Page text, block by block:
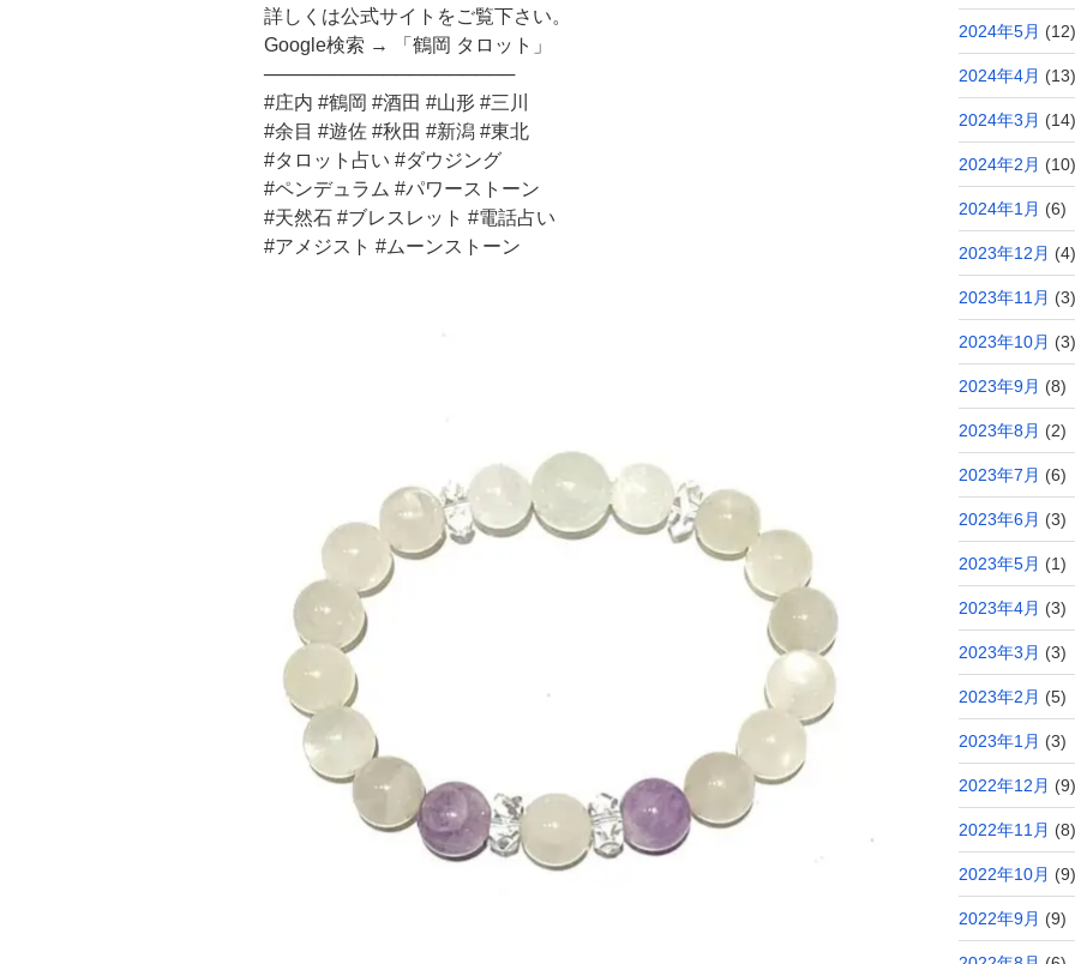
詳しくは公式サイトをご覧下さい。
Google検索 → 「鶴岡 タロット」
───────────────────
#庄内 #鶴岡 #酒田 #山形 #三川
#余目 #遊佐 #秋田 #新潟 #東北
#タロット占い #ダウジング
#ペンデュラム #パワーストーン
#天然石 #ブレスレット #電話占い
#アメジスト #ムーンストーン
2024年5月 (12)
2024年4月 (13)
2024年3月 (14)
2024年2月 (10)
2024年1月 (6)
2023年12月 (4)
2023年11月 (3)
2023年10月 (3)
2023年9月 (8)
2023年8月 (2)
2023年7月 (6)
2023年6月 (3)
2023年5月 (1)
2023年4月 (3)
2023年3月 (3)
2023年2月 (5)
2023年1月 (3)
2022年12月 (9)
2022年11月 (8)
2022年10月 (9)
2022年9月 (9)